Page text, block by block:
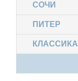
СОЧИ
ПИТЕР
КЛАССИКА